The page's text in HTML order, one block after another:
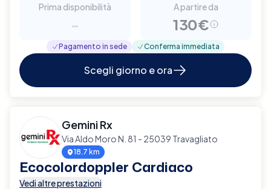
Prima disponibilità
-
A partire da
130€
Pagamento in sede Conferma immediata
Scegli giorno e ora
Gemini Rx
Via Aldo Moro N. 81 - 25039 Travagliato
18.7 km
Ecocolordoppler Cardiaco
Vedi altre prestazioni